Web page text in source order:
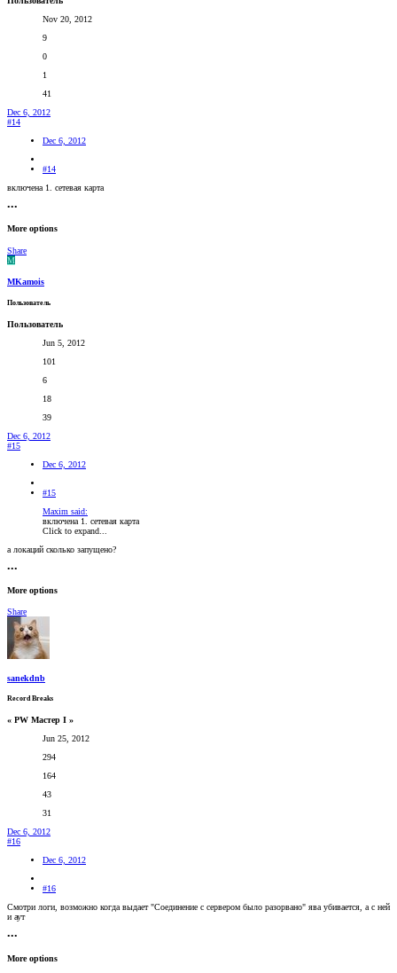
Nov 20, 2012
9
0
1
41
Dec 6, 2012
#14
Dec 6, 2012
#14
включена 1. сетевая карта
•••
More options
Share
M
MKamois
Пользователь
Пользователь
Jun 5, 2012
101
6
18
39
Dec 6, 2012
#15
Dec 6, 2012
#15
Maxim said:
включена 1. сетевая карта
Click to expand...
а локаций сколько запущено?
•••
More options
Share
sanekdnb
Record Breaks
« PW Мастер I »
Jun 25, 2012
294
164
43
31
Dec 6, 2012
#16
Dec 6, 2012
#16
Смотри логи, возможно когда выдает "Соединение с сервером было разорвано" ява убивается, а с ней
и аут
•••
More options